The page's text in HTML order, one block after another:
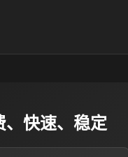
、快速、稳定